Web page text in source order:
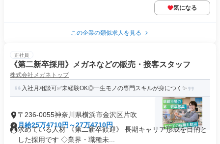
気になる
この企業の類似求人を見る
正社員
《第二新卒採用》メガネなどの販売・接客スタッフ
株式会社メガネトップ
入社月相談可✅未経験OK◎一生モノの専門スキルが身につく✨
〒236-0055神奈川県横浜市金沢区片吹
月給25万4710円～27万4710円
求めている人材 《第二新卒歓迎》 長期キャリア形成を目的と
した採用です ◇業界・職種未...